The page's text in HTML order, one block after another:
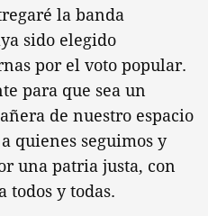
la banda
sido elegido
por el voto popular.
para que sea un
de nuestro espacio
quienes seguimos y
una patria justa, con
todos y todas.